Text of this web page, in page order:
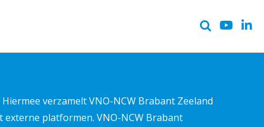
verzamelt VNO-NCW Brabant Zeeland
externe platformen. VNO-NCW Brabant